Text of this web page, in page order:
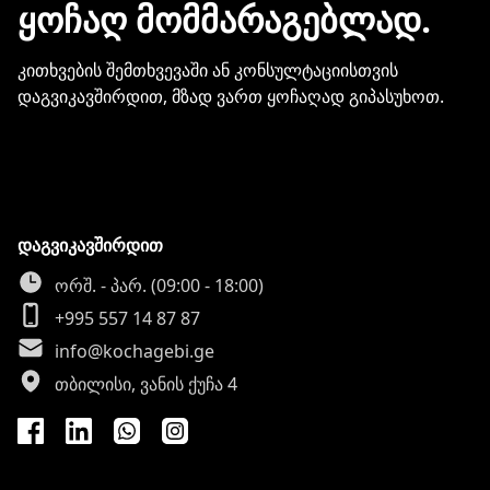
ᲧᲝᲩᲐᲦ ᲛᲝᲛᲛᲐᲠᲐᲒᲔᲑᲚᲐᲓ.
კითხვების შემთხვევაში ან კონსულტაციისთვის
დაგვიკავშირდით, მზად ვართ ყოჩაღად გიპასუხოთ.
დაგვიკავშირდით
ორშ. - პარ. (09:00 - 18:00)
+995 557 14 87 87
info@kochagebi.ge
თბილისი, ვანის ქუჩა 4